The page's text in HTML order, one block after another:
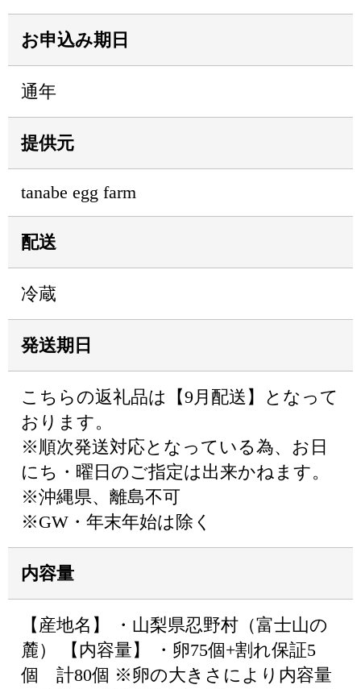
お申込み期日
通年
提供元
tanabe egg farm
配送
冷蔵
発送期日
こちらの返礼品は【9月配送】となって
おります。
※順次発送対応となっている為、お日
にち・曜日のご指定は出来かねます。
※沖縄県、離島不可
※GW・年末年始は除く
内容量
【産地名】 ・山梨県忍野村（富士山の
麓） 【内容量】 ・卵75個+割れ保証5
個 計80個 ※卵の大きさにより内容量